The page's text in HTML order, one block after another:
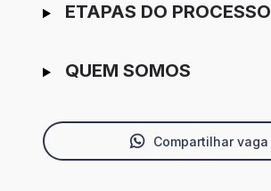
ETAPAS DO PROCESSO
QUEM SOMOS
Compartilhar vaga